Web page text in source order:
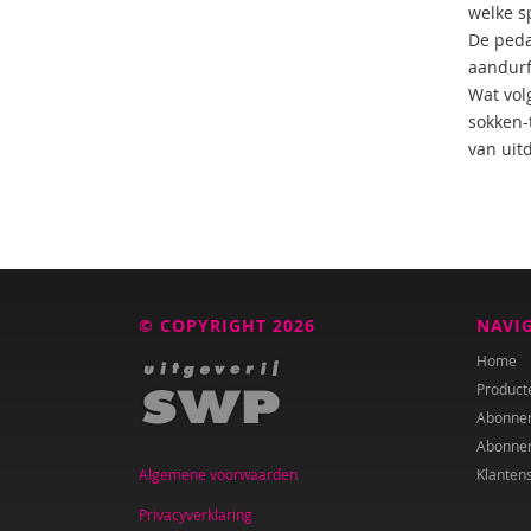
welke
De
Wat
van
© COPYRIGHT 2026
Algemene voorwaarden
Privacyverklaring
Home